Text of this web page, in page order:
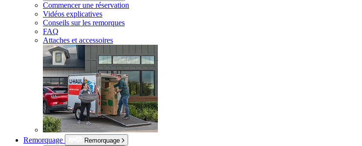
Commencer une réservation
Vidéos explicatives
Conseils sur les remorques
FAQ
Attaches et accessoires
Remorquage
Remorquage